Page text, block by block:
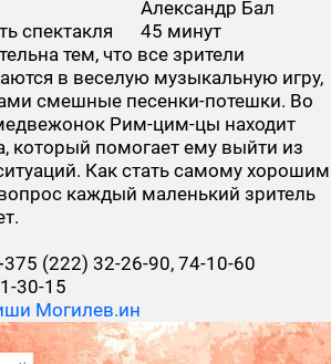
Александр Бал
спектакля
45 минут
тем, что все зрители
в веселую музыкальную игру,
смешные песенки-потешки. Во
Рим-цим-цы находит
который помогает ему выйти из
Как стать самому хорошим
каждый маленький зритель
(222) 32-26-90, 74-10-60
30-15
Могилев.ин